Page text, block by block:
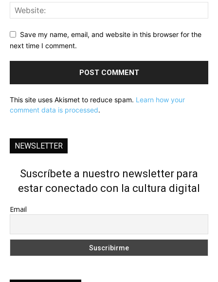
Save my name, email, and website in this browser for the
next time I comment.
This site uses Akismet to reduce spam. Learn how your
comment data is processed.
NEWSLETTER
Suscríbete a nuestro newsletter para
estar conectado con la cultura digital
Email